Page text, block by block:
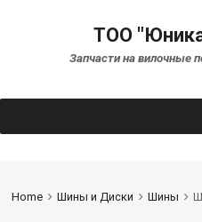
ТОО
Запчасти на вилочные
Home Шины и Диски Шины